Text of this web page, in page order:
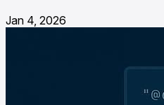
Jan 4, 2026